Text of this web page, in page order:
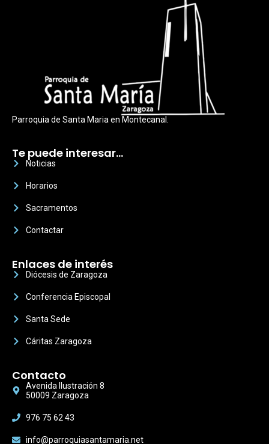
Parroquia de Santa Maria en Montecanal.
Te puede interesar…
Noticias
Horarios
Sacramentos
Contactar
Enlaces de interés
Diócesis de Zaragoza
Conferencia Episcopal
Santa Sede
Cáritas Zaragoza
Contacto
Avenida Ilustración 8
50009 Zaragoza
976 75 62 43
info@parroquiasantamaria.net